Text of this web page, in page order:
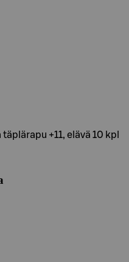
+11, elävä 10 kpl